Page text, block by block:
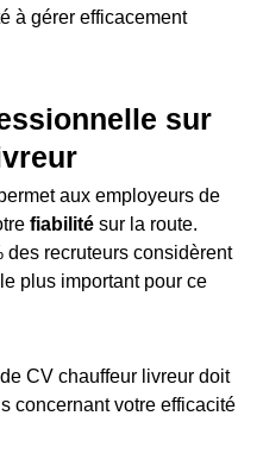
à gérer efficacement
sur
aux employeurs de
fiabilité sur la route.
des recruteurs considèrent
plus important pour ce
CV chauffeur livreur doit
concernant votre efficacité